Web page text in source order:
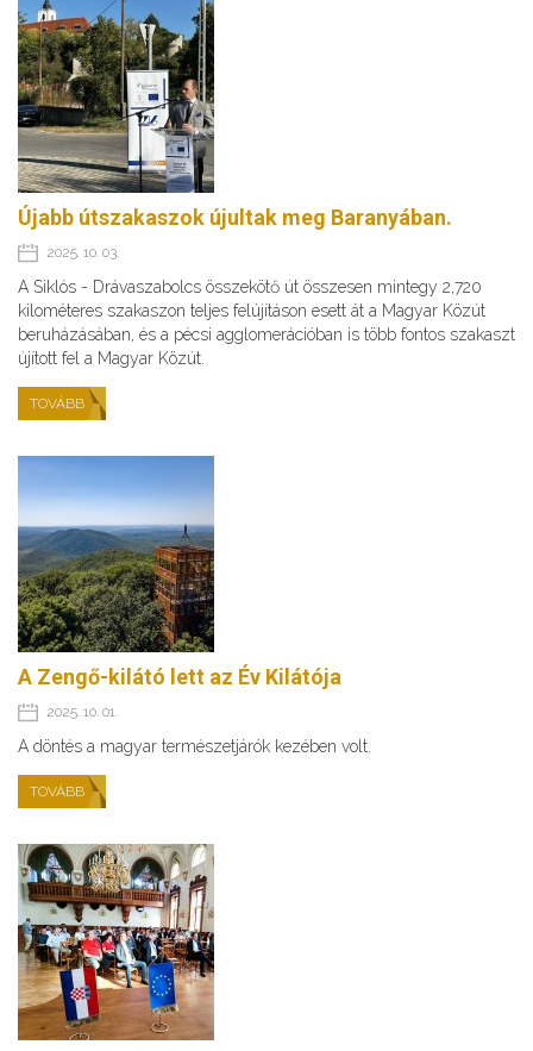
Újabb útszakaszok újultak meg Baranyában.
2025. 10. 03.
A Siklós - Drávaszabolcs összekötő út összesen mintegy 2,720
kilométeres szakaszon teljes felújításon esett át a Magyar Közút
beruházásában, és a pécsi agglomerációban is több fontos szakaszt
újított fel a Magyar Közút.
TOVÁBB
A Zengő-kilátó lett az Év Kilátója
2025. 10. 01.
A döntés a magyar természetjárók kezében volt.
TOVÁBB